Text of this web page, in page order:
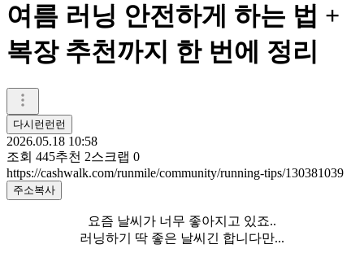
여름 러닝 안전하게 하는 법 +
복장 추천까지 한 번에 정리
다시런런런
2026.05.18 10:58
조회 445추천 2스크랩 0
https://cashwalk.com/runmile/community/running-tips/130381039
주소복사
요즘 날씨가 너무 좋아지고 있죠..
러닝하기 딱 좋은 날씨긴 합니다만...